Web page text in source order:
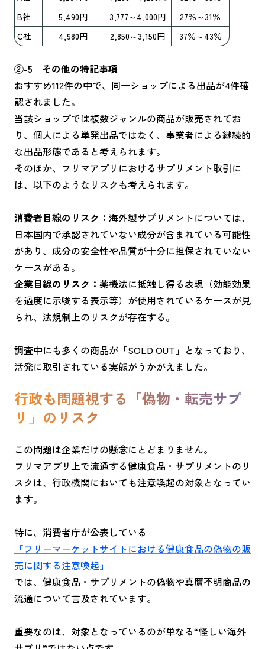
B社
5,490円 3,777～4,000円
27％～31％
C社
4,980円 2,850～3,150円 37％～43％
②-5 その他の特記事項
おすすめ112件の中で、同一ショップによる出品が4件確
認されました。
当該ショップでは複数ジャンルの商品が販売されてお
り、個人による単発出品ではなく、事業者による継続的
な出品形態であると考えられます。
そのほか、フリマアプリにおけるサプリメント取引に
は、以下のようなリスクも考えられます。
消費者目線のリスク： 海外製サプリメントについては、
日本国内で承認されていない成分が含まれている可能性
があり、成分の安全性や品質が十分に担保されていない
ケースがある。
企業目線のリスク： 薬機法に抵触し得る表現（効能効果
を過度に示唆する表示等）が使用されているケースが見
られ、法規制上のリスクが存在する。
調査中にも多くの商品が「SOLD OUT」となっており、
活発に取引されている実態がうかがえました。
行政も問題視する「偽物・転売サプ
リ」のリスク
この問題は企業だけの懸念にとどまりません。
フリマアプリ上で流通する健康食品・サプリメントのリ
スクは、行政機関においても注意喚起の対象となってい
ます。
特に、消費者庁が公表している
「フリーマーケットサイトにおける健康食品の偽物の販
売に関する注意喚起」
では、健康食品・サプリメントの偽物や真贋不明商品の
流通について言及されています。
重要なのは、対象となっているのが単なる“怪しい海外